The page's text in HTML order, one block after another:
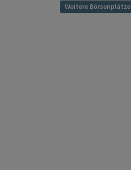
Weitere Börsenplätze